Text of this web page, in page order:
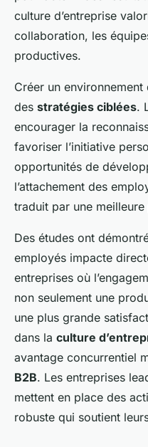
culture d’entreprise
collaboration, les
productives.
Créer un
des stratégies ciblées.
encourager la
favoriser l’initiative
opportunités de
l’attachement des
traduit par une
Des études ont
employés impacte
entreprises où
non seulement une
une plus grande
dans la culture
avantage concurrentiel
B2B. Les entreprises
mettent en place des
robuste qui soutient